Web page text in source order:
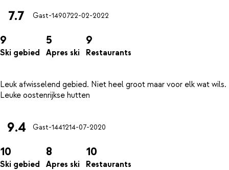
7.7 Gast-1490722-02-2022
9
Ski gebied
5
Apres ski
9
Restaurants
Leuk afwisselend gebied. Niet heel groot maar voor elk wat wils.
9.4 Gast-1441214-07-2020
10
Ski gebied
8
Apres ski
10
Restaurants